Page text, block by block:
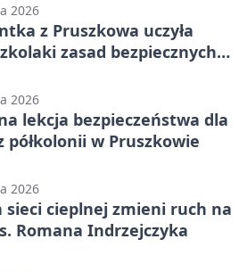
2026
z Pruszkowa uczyła
zasad bezpiecznych
2026
lekcja bezpieczeństwa dla
półkolonii w Pruszkowie
2026
sieci cieplnej zmieni ruch na
Romana Indrzejczyka